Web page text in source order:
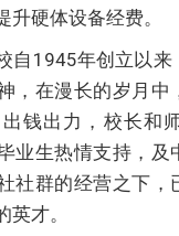
升硬体设备经费。
自1945年创立以来
，在漫长的岁月中
钱出力，校长和
业生热情支持，及
社群的经营之下，
才。